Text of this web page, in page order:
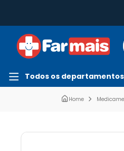
Todos os departamentos